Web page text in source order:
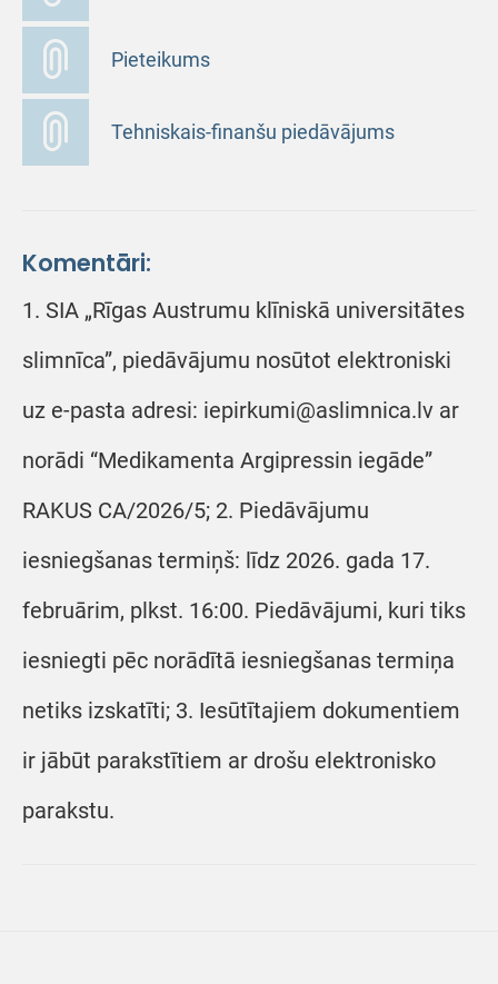
Pieteikums
Tehniskais-finanšu piedāvājums
Komentāri:
1. SIA „Rīgas Austrumu klīniskā universitātes
slimnīca”, piedāvājumu nosūtot elektroniski
uz e-pasta adresi: iepirkumi@aslimnica.lv ar
norādi “Medikamenta Argipressin iegāde”
RAKUS CA/2026/5; 2. Piedāvājumu
iesniegšanas termiņš: līdz 2026. gada 17.
februārim, plkst. 16:00. Piedāvājumi, kuri tiks
iesniegti pēc norādītā iesniegšanas termiņa
netiks izskatīti; 3. Iesūtītajiem dokumentiem
ir jābūt parakstītiem ar drošu elektronisko
parakstu.